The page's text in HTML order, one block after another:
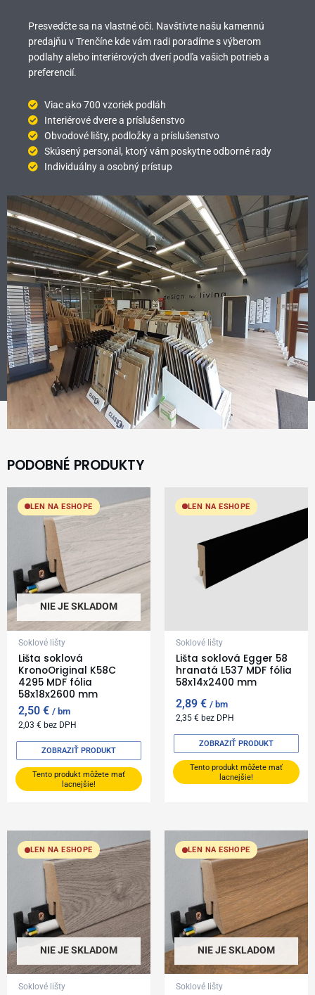
Presvedčte sa na vlastné oči. Navštívte našu kamennú
predajňu v Trenčíne kde vám radi poradíme s výberom
podlahy alebo interiérových dverí podľa vašich potrieb a
preferencií.
Viac ako 700 vzoriek podláh
Interiérové dvere a príslušenstvo
Obvodové lišty, podložky a príslušenstvo
Skúsený personál, ktorý vám poskytne odborné rady
Individuálny a osobný prístup
PODOBNÉ PRODUKTY
LEN NA ESHOPE
NIE JE SKLADOM
Soklové lišty
Lišta soklová
KronoOriginal K58C
4295 MDF fólia
58x18x2600 mm
2,50€ bm
2,03€ bez DPH
Tento produkt môžete mať
lacnejšie!
ZOBRAZIŤ PRODUKT
LEN NA ESHOPE
Soklové lišty
Lišta soklová Egger 58
hranatá L537 MDF fólia
58x14x2400 mm
2,89€ bm
2,35€ bez DPH
Tento produkt môžete mať
lacnejšie!
ZOBRAZIŤ PRODUKT
LEN NA ESHOPE
NIE JE SKLADOM
Soklové lišty
LEN NA ESHOPE
NIE JE SKLADOM
Soklové lišty